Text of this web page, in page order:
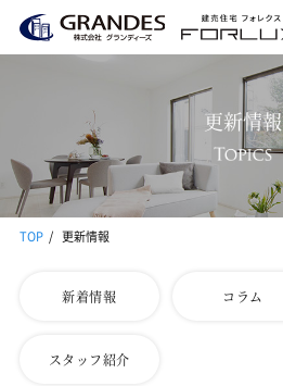
更新情報
TOP 更新情報
新着情報 コラム
スタッフ紹介